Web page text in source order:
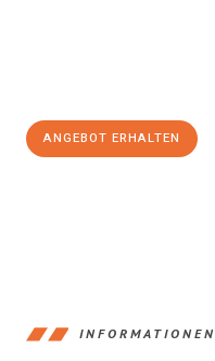
ANGEBOT ERHALTEN
INFORMATIONEN